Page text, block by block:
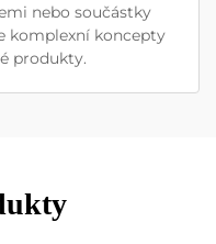
nebo součástky
komplexní koncepty
produkty.